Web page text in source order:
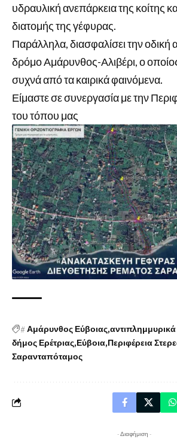
υδραυλική ανεπάρκεια της κοίτης
διατομής της γέφυρας.
Παράλληλα, διασφαλίσει την οδική
δρόμο Αμάρυνθος-Αλιβέρι, ο
συχνά από τα καιρικά φαινόμενα.
Είμαστε σε συνεργασία με την
του τόπου μας
#Αμάρυνθος Εύβοιας
δήμος Ερέτριας Εύβοια Περιφέρεια
Σαρανταπόταμος
- Διαφήμιση -